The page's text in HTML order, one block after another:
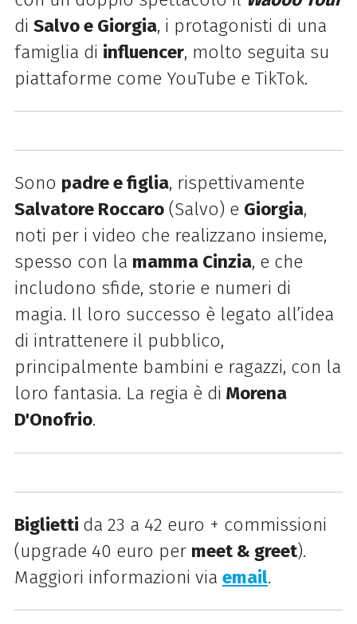
di Salvo e Giorgia, i protagonisti di una
famiglia di influencer, molto seguita su
piattaforme come YouTube e TikTok.
Sono padre e figlia, rispettivamente
Salvatore Roccaro(Salvo) e Giorgia,
noti per i video che realizzano insieme,
spesso con la mamma Cinzia, e che
includono sfide, storie e numeri di
magia. Il loro successo è legato all’idea
di intrattenere il pubblico,
principalmente bambini e ragazzi, con la
loro fantasia. La regia è di Morena
D'Onofrio.
Biglietti da 23 a 42 euro + commissioni
(upgrade 40 euro per meet & greet).
Maggiori informazioni via email.